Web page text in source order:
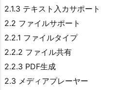
2.1.3 テキスト入カサポート
2.2 ファイルサポート
2.2.1 ファイルタイプ
2.2.2 ファイル共有
2.2.3 PDF生成
2.3 メディアプレーヤー